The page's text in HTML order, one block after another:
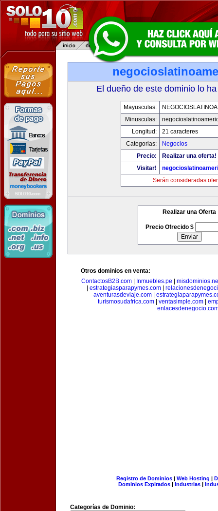
El dueño de este dominio lo
Mayusculas:
Minusculas:
Longitud:
21 caracteres
Categorias:
Negocios
Precio:
Realizar una oferta!
Visitar!
Serán consideradas
Realizar una Oferta
Precio Ofrecido $
Otros dominios en venta:
ContactosB2B.com
Inmuebles.pe
estrategiasparapymes.com
aventurasdeviaje.com|
turismosudafrica.com
ventasimple.com
Registro de Dominios| Web Hosting |
Dominios Expirados | Industrias |
Categorías de Dominio: